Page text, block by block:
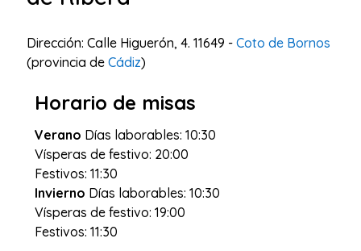
Dirección: Calle Higuerón, 4. 11649 - Coto de Bornos
(provincia de Cádiz)
Horario de misas
Verano Días laborables: 10:30
Vísperas de festivo: 20:00
Festivos: 11:30
Invierno Días laborables: 10:30
Vísperas de festivo: 19:00
Festivos: 11:30